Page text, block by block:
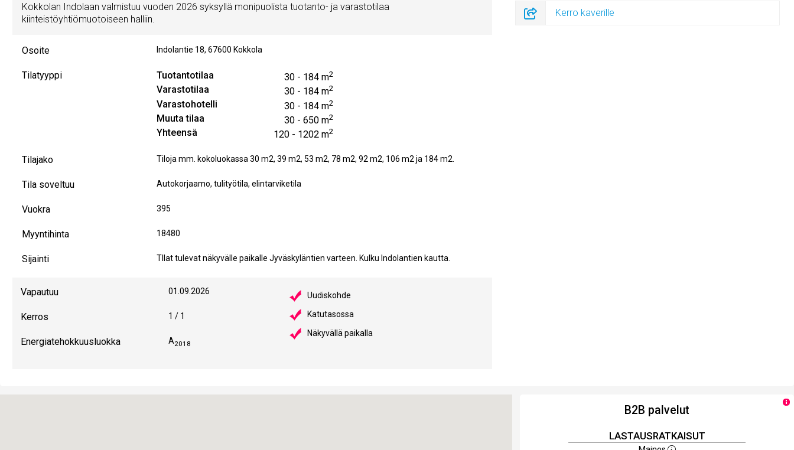
Kokkolan Indolaan valmistuu vuoden 2026 syksyllä monipuolista tuotanto- ja varastotilaa
kiinteistöyhtiömuotoiseen halliin.
Osoite Indolantie 18, 67600 Kokkola
Tilatyyppi Tuotantotilaa 30 - 184 m2
Varastotilaa 30 - 184 m2
Varastohotelli 30 - 184 m2
Muuta tilaa 30 - 650 m2
Yhteensä 120 - 1202 m2
Tilajako Tiloja mm. kokoluokassa 30 m2, 39 m2, 53 m2, 78 m2, 92 m2, 106 m2 ja 184 m2.
Tila soveltuu Autokorjaamo, tulityötila, elintarviketila
Vuokra 395
Myyntihinta 18480
Sijainti TIlat tulevat näkyvälle paikalle Jyväskyläntien varteen. Kulku Indolantien kautta.
Vapautuu 01.09.2026
Kerros 1 / 1
Energiatehokkuusluokka A2018
Uudiskohde
Katutasossa
Näkyvällä paikalla
Kerro kaverille
B2B palvelut
LASTAUSRATKAISUT